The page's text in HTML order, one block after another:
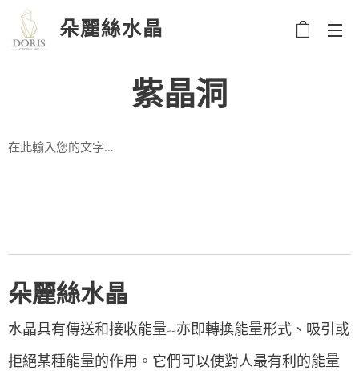
朵麗絲水晶
紫晶洞
在此輸入您的文字…
朵麗絲水晶
水晶具有傳送和接收能量--亦即轉換能量形式、吸引或
拒絕某種能量的作用。它們可以使對人最有利的能量